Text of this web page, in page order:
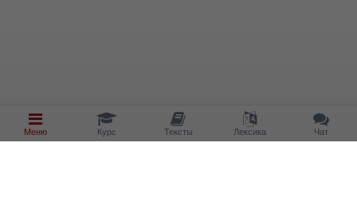
Меню Курс Тексты Лексика Чат